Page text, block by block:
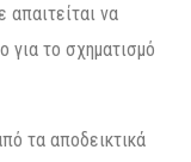
να
για το σχηματισμό
τα αποδεικτικά